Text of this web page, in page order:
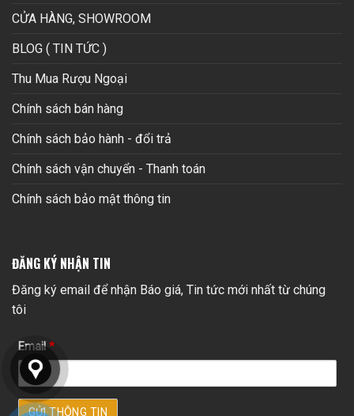
CỬA HÀNG, SHOWROOM
BLOG ( TIN TỨC )
Thu Mua Rượu Ngoại
Chính sách bán hàng
Chính sách bảo hành - đổi trả
Chính sách vận chuyển - Thanh toán
Chính sách bảo mật thông tin
ĐĂNG KÝ NHẬN TIN
Đăng ký email để nhận Báo giá, Tin tức mới nhất từ chúng
tôi
Email *